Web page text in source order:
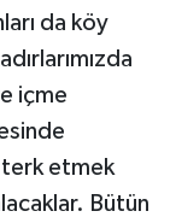
da köy
içme
terk etmek
Bütün